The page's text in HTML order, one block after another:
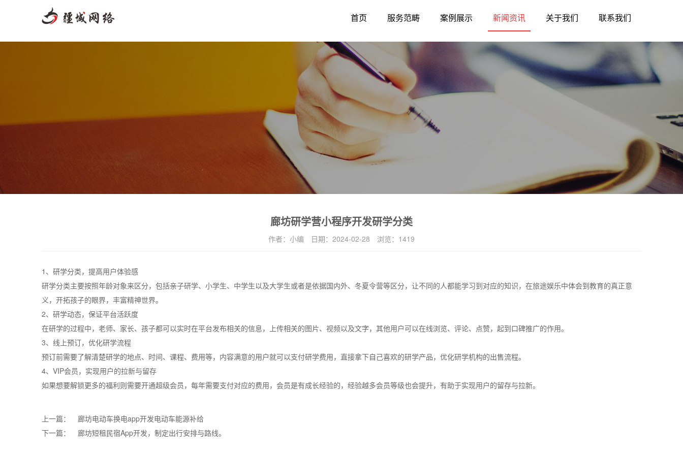
首页 服务范畴 案例展示 新闻资讯 关于我们 联系我们
廊坊研学营小程序开发研学分类
作者： 小编 日期： 2024-02-28 浏览： 1419
1、研学分类，提高用户体验感
研学分类主要按照年龄对象来区分，包括亲子研学、小学生、中学生以及大学生或者是依据国内外、冬夏令营等区分，让不同的人都能学习到对应的知识，在旅途娱乐中体会到教育的真正意
义，开拓孩子的眼界，丰富精神世界。
2、研学动态，保证平台活跃度
在研学的过程中，老师、家长、孩子都可以实时在平台发布相关的信息，上传相关的图片、视频以及文字，其他用户可以在线浏览、评论、点赞，起到口碑推广的作用。
3、线上预订，优化研学流程
预订前需要了解清楚研学的地点、时间、课程、费用等，内容满意的用户就可以支付研学费用，直接拿下自己喜欢的研学产品，优化研学机构的出售流程。
4、VIP会员，实现用户的拉新与留存
如果想要解锁更多的福利则需要开通超级会员，每年需要支付对应的费用，会员是有成长经验的，经验越多会员等级也会提升，有助于实现用户的留存与拉新。
上一篇：
廊坊电动车换电app开发电动车能源补给
下一篇：
廊坊短租民宿App开发，制定出行安排与路线。